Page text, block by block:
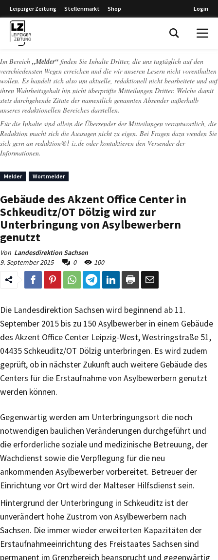
Leipziger Zeitung Stellenmarkt Shop Login
Im Bereich „Melder“ finden Sie Inhalte Dritter, die uns tagtäglich auf den
verschiedensten Wegen erreichen und die wir unseren Lesern nicht vorenthalten
wollen. Es handelt sich also um aktuelle, redaktionell nicht bearbeitete und auf
ihren Wahrheitsgehalt hin nicht überprüfte Mitteilungen Dritter. Welche damit
stets durchgehende Zitate der namentlich genannten Absender außerhalb
unseres redaktionellen Bereiches darstellen.
Für die Inhalte sind allein die Übersender der Mitteilungen verantwortlich, die
Redaktion macht sich die Aussagen nicht zu eigen. Bei Fragen dazu wenden Sie
sich gern an redaktion@l-iz.de oder kontaktieren den Versender der
Informationen.
Melder Wortmelder
Gebäude des Akzent Office Center in
Schkeuditz/OT Dölzig wird zur
Unterbringung von Asylbewerbern
genutzt
Von Landesdirektion Sachsen
9. September 2015
0 100
Die Landesdirektion Sachsen wird beginnend ab 11.
September 2015 bis zu 150 Asylbewerber in einem Gebäude
des Akzent Office Center Leipzig-West, Westringstraße 51,
04435 Schkeuditz/OT Dölzig unterbringen. Es wird zudem
geprüft, ob in nächster Zukunft auch weitere Gebäude des
Centers für die Erstaufnahme von Asylbewerbern genutzt
werden können.
Gegenwärtig werden am Unterbringungsort die noch
notwendigen baulichen Veränderungen durchgeführt und
die erforderliche soziale und medizinische Betreuung, der
Wachdienst sowie die Verpflegung für die neu
ankommenden Asylbewerber vorbereitet. Betreuer der
Einrichtung vor Ort wird der Malteser Hilfsdienst sein.
Hintergrund der Unterbringung in Schkeuditz ist der
unverändert hohe Zustrom von Asylbewerbern nach
Sachsen. Die immer wieder erweiterten Kapazitäten der
Erstaufnahmeeinrichtung des Freistaates Sachsen sind
permanent im Grenzbereich beansprucht und gegenwärtig